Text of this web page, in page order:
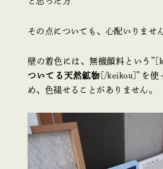
その点についても、心配いりませ
壁の着色には、無機顔料という
ついてる天然鉱物
[/keikou]”を使
め、色褪せることがありません。